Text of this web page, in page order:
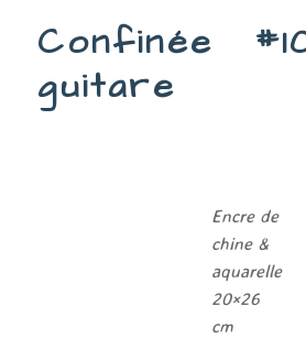
Confinée
guitare
Encre de
chine &
aquarelle
20×26
cm